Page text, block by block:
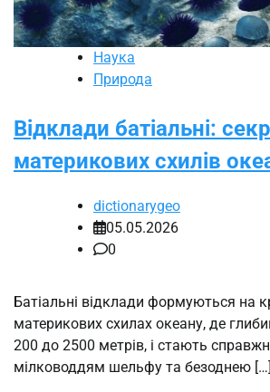
Наука
Природа
Відклади батіальні:
материкових схилів
dictionarygeo
05.05.2026
0
Батіальні відклади формуються на
материкових схилах океану, де
200 до 2500 метрів, і стають
мілководдям шельфу та безоднею […]